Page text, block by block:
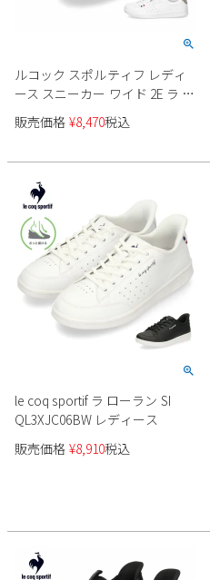
ルコック スポルティフ レディ
ース スニーカー ワイド 2E ラ ロ
ーラン SL 軽量 消臭 LECOQ
QL1VJC02 ホワイトグレー ホワ
販売価格 ¥8,470税込
le coq sportif ラ ローラン SI
QL3XJC06BW レディース
販売価格 ¥8,910税込